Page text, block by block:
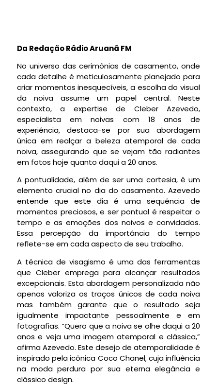
Da Redação Rádio Aruanã FM
No universo das cerimônias de casamento, onde
cada detalhe é meticulosamente planejado para
criar momentos inesquecíveis, a escolha do visual
da noiva assume um papel central. Neste
contexto, a expertise de Cleber Azevedo,
especialista em noivas com 18 anos de
experiência, destaca-se por sua abordagem
única em realçar a beleza atemporal de cada
noiva, assegurando que se vejam tão radiantes
em fotos hoje quanto daqui a 20 anos.
A pontualidade, além de ser uma cortesia, é um
elemento crucial no dia do casamento. Azevedo
entende que este dia é uma sequência de
momentos preciosos, e ser pontual é respeitar o
tempo e as emoções dos noivos e convidados.
Essa percepção da importância do tempo
reflete-se em cada aspecto de seu trabalho.
A técnica de visagismo é uma das ferramentas
que Cleber emprega para alcançar resultados
excepcionais. Esta abordagem personalizada não
apenas valoriza os traços únicos de cada noiva
mas também garante que o resultado seja
igualmente impactante pessoalmente e em
fotografias. “Quero que a noiva se olhe daqui a 20
anos e veja uma imagem atemporal e clássica,”
afirma Azevedo. Este desejo de atemporalidade é
inspirado pela icônica Coco Chanel, cuja influência
na moda perdura por sua eterna elegância e
clássico design.